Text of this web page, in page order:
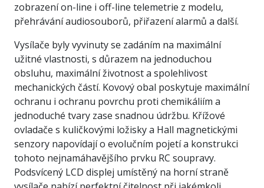
zobrazení on-line i off-line telemetrie z modelu,
přehrávání audiosouborů, přiřazení alarmů a další.
Vysílače byly vyvinuty se zadáním na maximální
užitné vlastnosti, s důrazem na jednoduchou
obsluhu, maximální životnost a spolehlivost
mechanických částí. Kovový obal poskytuje maximální
ochranu i ochranu povrchu proti chemikáliím a
jednoduché tvary zase snadnou údržbu. Křížové
ovladače s kuličkovými ložisky a Hall magnetickými
senzory napovídají o evolučním pojetí a konstrukci
tohoto nejnamáhavějšího prvku RC soupravy.
Podsvícený LCD displej umístěný na horní straně